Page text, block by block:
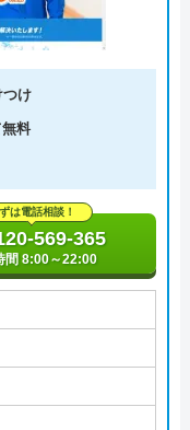
つけ
料
は電話相談！
569-365
間 8:00～22:00